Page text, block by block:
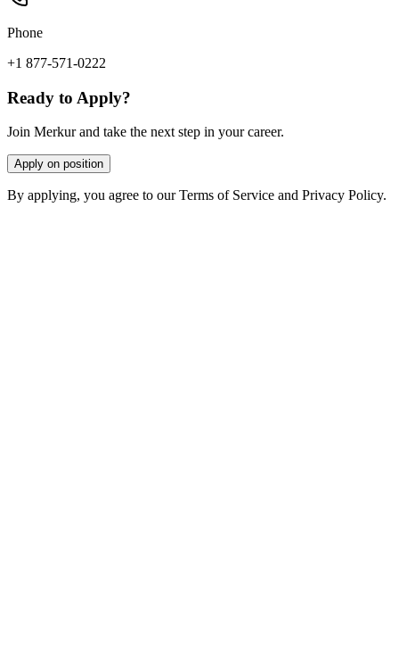
Phone
+1 877-571-0222
Ready to Apply?
Join Merkur and take the next step in your career.
Apply on position
By applying, you agree to our Terms of Service and Privacy Policy.